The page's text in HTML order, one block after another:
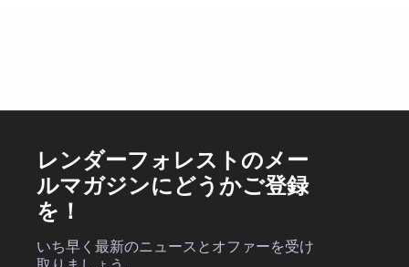
レンダーフォレストのメー
ルマガジンにどうかご登録
を！
いち早く最新のニュースとオファーを受け